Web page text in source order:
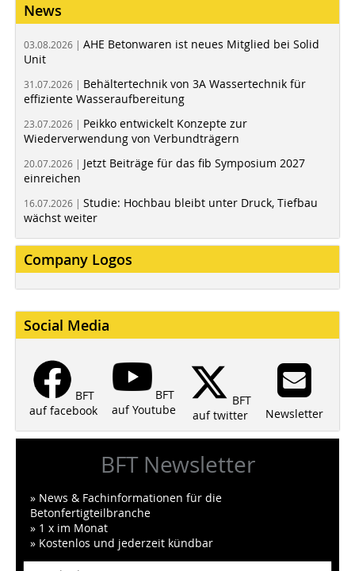
News
03.08.2026 | AHE Betonwaren ist neues Mitglied bei Solid
Unit
31.07.2026 | Behältertechnik von 3A Wassertechnik für
effiziente Wasseraufbereitung
23.07.2026 | Peikko entwickelt Konzepte zur
Wiederverwendung von Verbundträgern
20.07.2026 | Jetzt Beiträge für das fib Symposium 2027
einreichen
16.07.2026 | Studie: Hochbau bleibt unter Druck, Tiefbau
wächst weiter
Company Logos
Social Media
BFT
auf facebook
BFT
auf Youtube
BFT
auf twitter
Newsletter
BFT Newsletter
» News & Fachinformationen für die
Betonfertigteilbranche
» 1 x im Monat
» Kostenlos und jederzeit kündbar